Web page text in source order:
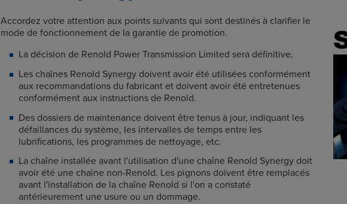
Accordez votre attention aux points suivants qui sont destinés à clarifier le
mode de fonctionnement de la garantie de promotion.
La décision de Renold Power Transmission Limited sera définitive.
Les chaînes Renold Synergy doivent avoir été utilisées conformément
aux recommandations du fabricant et doivent avoir été entretenues
conformément aux instructions de Renold.
Des dossiers de maintenance doivent être tenus à jour, indiquant les
défaillances du système, les intervalles de temps entre les
lubrifications, les programmes de nettoyage, etc.
La chaîne installée avant l'utilisation d'une chaîne Renold Synergy doit
avoir été une chaîne non-Renold. Les pignons doivent être remplacés
avant l'installation de la chaîne Renold si l'on a constaté
antérieurement une usure ou un dommage.